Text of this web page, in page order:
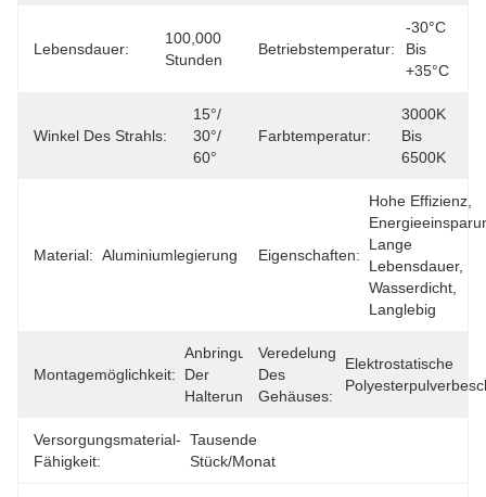
Lebensdauer:
100,000
Stunden
Betriebstemperatur:
-30°C
Bis
+35°C
Winkel Des Strahls:
15°/
30°/
60°
Farbtemperatur:
3000K
Bis
6500K
Material: Aluminiumlegierung Eigenschaften:
Hohe Effizienz,
Lange
Lebensdauer,
Wasserdicht,
Langlebig
Montagemöglichkeit:
Anbringung
Der
Halterung
Veredelung
Des
Gehäuses:
Elektrostatische
Versorgungsmaterial-
Fähigkeit:
Tausende
Stück/Monat